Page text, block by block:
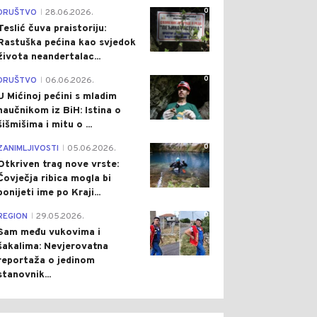
0
28.06.2026.
čuva praistoriju:
pećina kao svjedok
neandertalac...
0
06.06.2026.
Mićinoj pećini s mladim
iz BiH: Istina o
i mitu o ...
0
05.06.2026.
trag nove vrste:
ribica mogla bi
ime po Kraji...
0
29.05.2026.
među vukovima i
Nevjerovatna
o jedinom